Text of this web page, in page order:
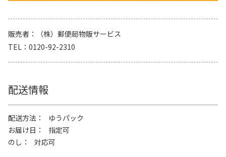
販売者
（株）郵便局物販サービス
TEL
0120-92-2310
配送情報
配送方法
ゆうパック
お届け日
指定可
のし
対応可